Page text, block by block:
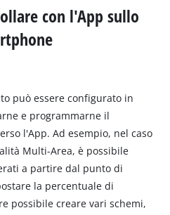
con l'App sullo
può essere configurato in
e programmarne il
l'App. Ad esempio, nel caso
Multi-Area, è possibile
a partire dal punto di
la percentuale di
possibile creare vari schemi,